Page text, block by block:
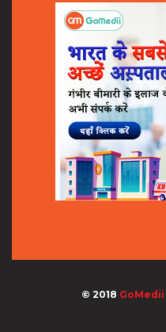
© 2018 GoMedii